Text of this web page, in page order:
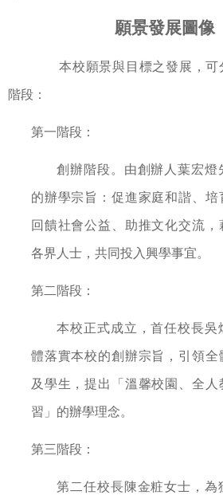
願景發展圖像
本校願景與目標之發展，可
階段：
第一階段：
創辦階段。由創辦人葉宏燈
的辦學宗旨：促進家庭和諧、培
回饋社會公益、助推文化交流，
各界人士，共同投入興學事宜。
第二階段：
本校正式成立，首任校長吳
體落實本校的創辦宗旨，引領全
及學生，提出「溫馨校園、全人
習」的辦學理念。
第三階段：
第二任校長陳金粧女士，為